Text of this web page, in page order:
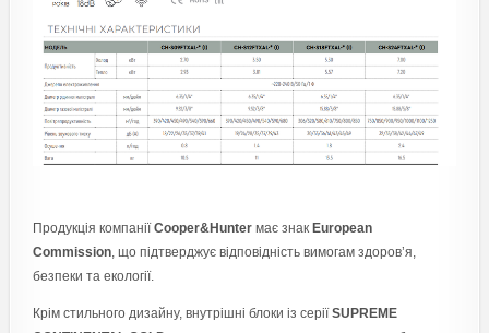
Продукція компаніїCooper&Hunterмає знак European
Commission, що підтверджує відповідність вимогам здоров’я,
безпеки та екології.
Крім стильного дизайну, внутрішні блоки із серіїSUPREME